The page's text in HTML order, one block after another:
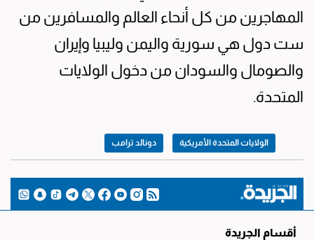
المهاجرين من كل أنحاء العالم والمسافرين من
ست دول هي سورية واليمن وليبيا وإيران
والصومال والسودان من دخول الولايات
المتحدة.
الولايات المتحدة الأمريكية دونالد ترامب
أقسام الجريدة